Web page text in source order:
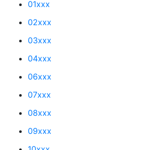
01xxx
02xxx
03xxx
04xxx
06xxx
07xxx
08xxx
09xxx